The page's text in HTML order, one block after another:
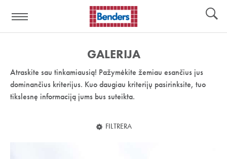
nuoroda:
GALERIJA
Atraskite sau tinkamiausią! Pažymėkite žemiau esančius jus
dominančius kriterijus. Kuo daugiau kriterijų pasirinksite, tuo
tikslesnę informaciją jums bus suteikta.
FILTRERA